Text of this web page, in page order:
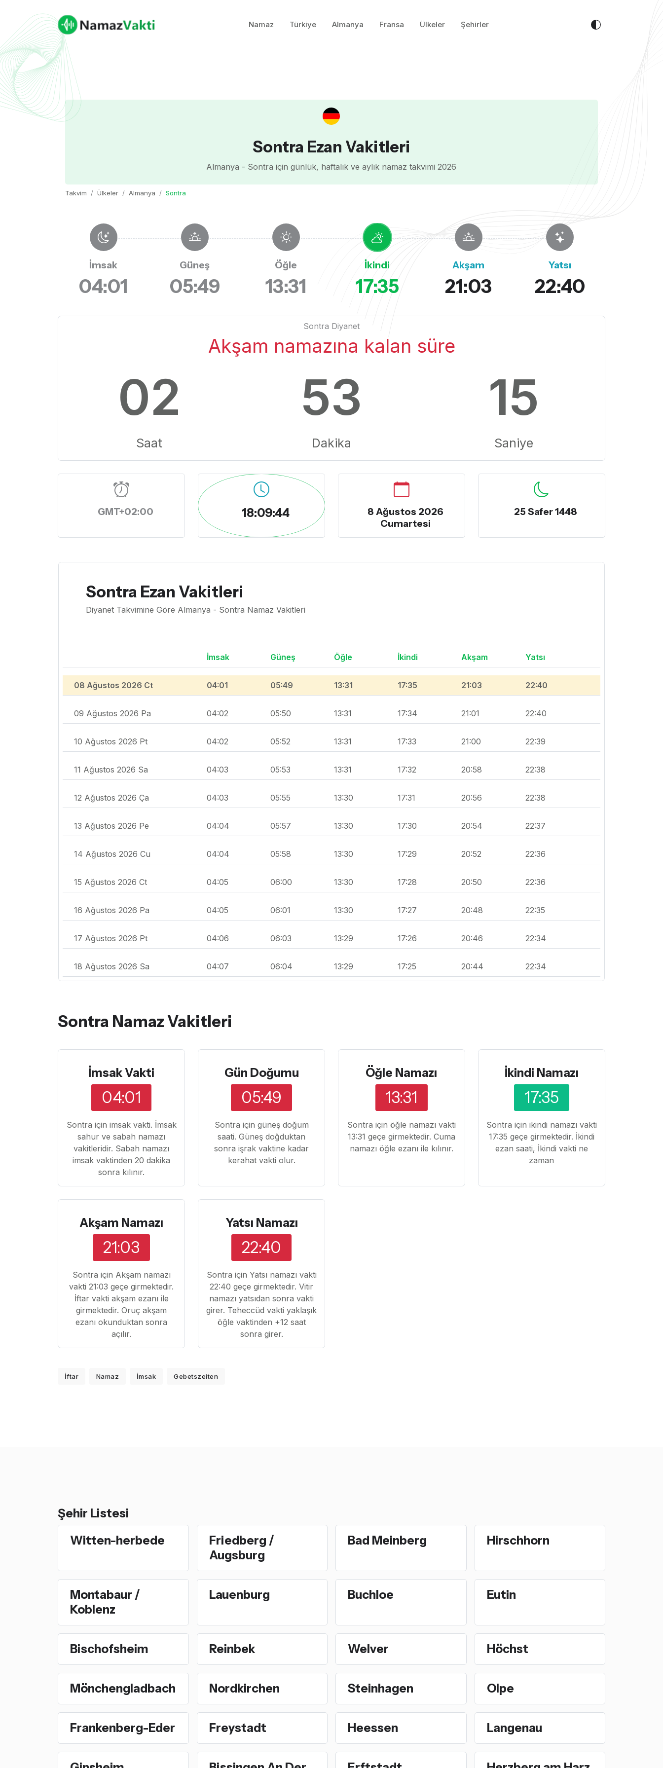
Namaz Türkiye Almanya Fransa Ülkeler Şehirler
Sontra Ezan Vakitleri
Almanya - Sontra için günlük, haftalık ve aylık namaz takvimi 2026
Takvim Ülkeler Almanya Sontra
İmsak
04:01
Güneş
05:49
Öğle
13:31
İkindi
17:35
Akşam
21:03
Yatsı
22:40
Sontra Diyanet
Akşam namazına kalan süre
02
Saat
53
Dakika
14
Saniye
GMT+02:00 18:09:45
8 Ağustos 2026
Cumartesi
25 Safer 1448
Sontra Ezan Vakitleri
Diyanet Takvimine Göre Almanya - Sontra Namaz Vakitleri
İmsak Güneş Öğle İkindi Akşam Yatsı
08 Ağustos 2026 Ct 04:01 05:49 13:31 17:35 21:03 22:40
09 Ağustos 2026 Pa 04:02 05:50 13:31 17:34 21:01 22:40
10 Ağustos 2026 Pt 04:02 05:52 13:31 17:33 21:00 22:39
11 Ağustos 2026 Sa 04:03 05:53 13:31 17:32 20:58 22:38
12 Ağustos 2026 Ça 04:03 05:55 13:30 17:31 20:56 22:38
13 Ağustos 2026 Pe 04:04 05:57 13:30 17:30 20:54 22:37
14 Ağustos 2026 Cu 04:04 05:58 13:30 17:29 20:52 22:36
15 Ağustos 2026 Ct 04:05 06:00 13:30 17:28 20:50 22:36
16 Ağustos 2026 Pa 04:05 06:01 13:30 17:27 20:48 22:35
17 Ağustos 2026 Pt 04:06 06:03 13:29 17:26 20:46 22:34
18 Ağustos 2026 Sa 04:07 06:04 13:29 17:25 20:44 22:34
Sontra Namaz Vakitleri
İmsak Vakti
04:01
Sontra için imsak vakti. İmsak
sahur ve sabah namazı
vakitleridir. Sabah namazı
imsak vaktinden 20 dakika
sonra kılınır.
Gün Doğumu
05:49
Sontra için güneş doğum
saati. Güneş doğduktan
sonra işrak vaktine kadar
kerahat vakti olur.
Öğle Namazı
13:31
Sontra için öğle namazı vakti
13:31 geçe girmektedir. Cuma
namazı öğle ezanı ile kılınır.
İkindi Namazı
17:35
Sontra için ikindi namazı vakti
17:35 geçe girmektedir. İkindi
ezan saati, İkindi vakti ne
zaman
Akşam Namazı
21:03
Sontra için Akşam namazı
vakti 21:03 geçe girmektedir.
İftar vakti akşam ezanı ile
girmektedir. Oruç akşam
ezanı okunduktan sonra
açılır.
Yatsı Namazı
22:40
Sontra için Yatsı namazı vakti
22:40 geçe girmektedir. Vitir
namazı yatsıdan sonra vakti
girer. Teheccüd vakti yaklaşık
öğle vaktinden +12 saat
sonra girer.
İftar Namaz İmsak Gebetszeiten
Şehir Listesi
Witten-herbede
Friedberg /
Augsburg
Bad Meinberg Hirschhorn
Montabaur /
Koblenz
Lauenburg Buchloe Eutin
Bischofsheim Reinbek Welver Höchst
Mönchengladbach Nordkirchen Steinhagen Olpe
Frankenberg-Eder Freystadt Heessen Langenau